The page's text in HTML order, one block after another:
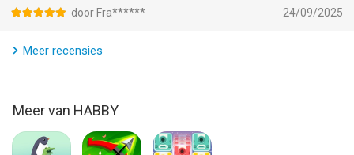
door Fra****** 24/09/2025
Meer recensies
Meer van HABBY